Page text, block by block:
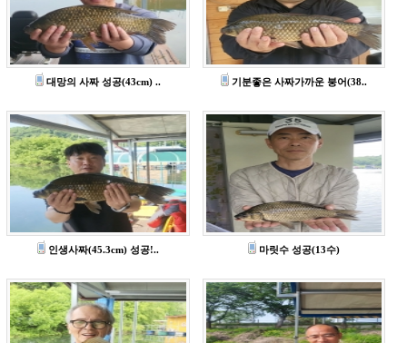
대망의 사짜 성공(43cm) .. 기분좋은 사짜가까운 붕어(38..
인생사짜(45.3cm) 성공!.. 마릿수 성공(13수)